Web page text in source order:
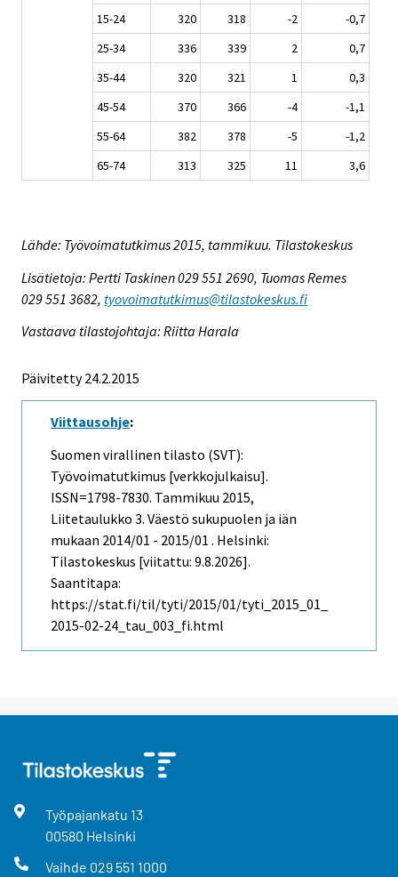
15-24
320 318 -2
-0,7
25-34
336 339 2
0,7
35-44
320 321 1
0,3
45-54
370 366 -4
-1,1
55-64
382 378 -5
-1,2
65-74
313 325 11 3,6
Lähde: Työvoimatutkimus 2015, tammikuu. Tilastokeskus
Lisätietoja: Pertti Taskinen 029 551 2690, Tuomas Remes
029 551 3682, tyovoimatutkimus@tilastokeskus.fi
Vastaava tilastojohtaja: Riitta Harala
Päivitetty 24.2.2015
Viittausohje:
Suomen virallinen tilasto (SVT):
Työvoimatutkimus [verkkojulkaisu].
ISSN=1798-7830. Tammikuu 2015,
Liitetaulukko 3. Väestö sukupuolen ja iän
mukaan 2014/01 - 2015/01 . Helsinki:
Tilastokeskus [viitattu: 9.8.2026].
Saantitapa:
https://stat.fi/til/tyti/2015/01/tyti_2015_01_
2015-02-24_tau_003_fi.html
Työpajankatu 13
00580 Helsinki
Vaihde 029 551 1000